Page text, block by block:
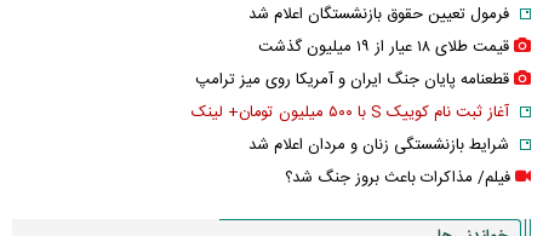
فرمول تعیین حقوق بازنشستگان اعلام شد
قیمت طلای ۱۸ عیار از ۱۹ میلیون گذشت
قطعنامه پایان جنگ ایران و آمریکا روی میز ترامپ
آغاز ثبت نام کوییک S با ۵۰۰ میلیون تومان+ لینک
شرایط بازنشستگی زنان و مردان اعلام شد
فیلم/ مذاکرات باعث بروز جنگ شد؟